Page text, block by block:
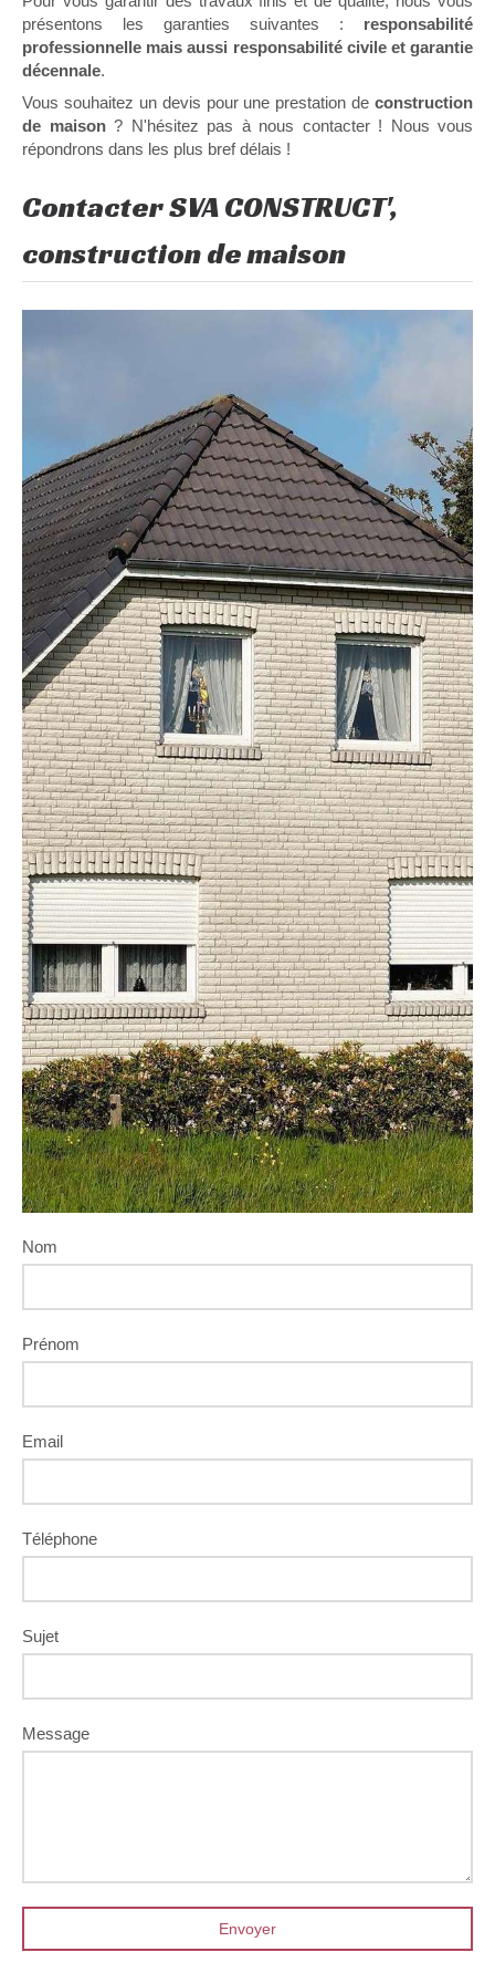
présentons les garanties suivantes : responsabilité
professionnelle mais aussi responsabilité civile et garantie
décennale.
Vous souhaitez un devis pour une prestation de construction
de maison? N'hésitez pas à nous contacter ! Nous vous
répondrons dans les plus bref délais !
Contacter SVA CONSTRUCT',
construction de maison
Nom
Prénom
Email
Téléphone
Sujet
Message
Envoyer